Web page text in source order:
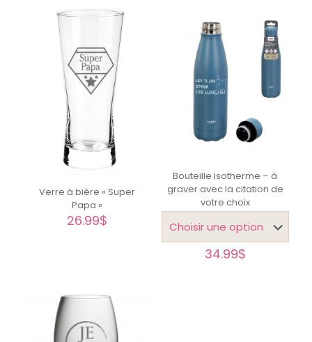
Verre à bière « Super
Papa »
26.99$
Bouteille isotherme – à
graver avec la citation de
votre choix
34.99$